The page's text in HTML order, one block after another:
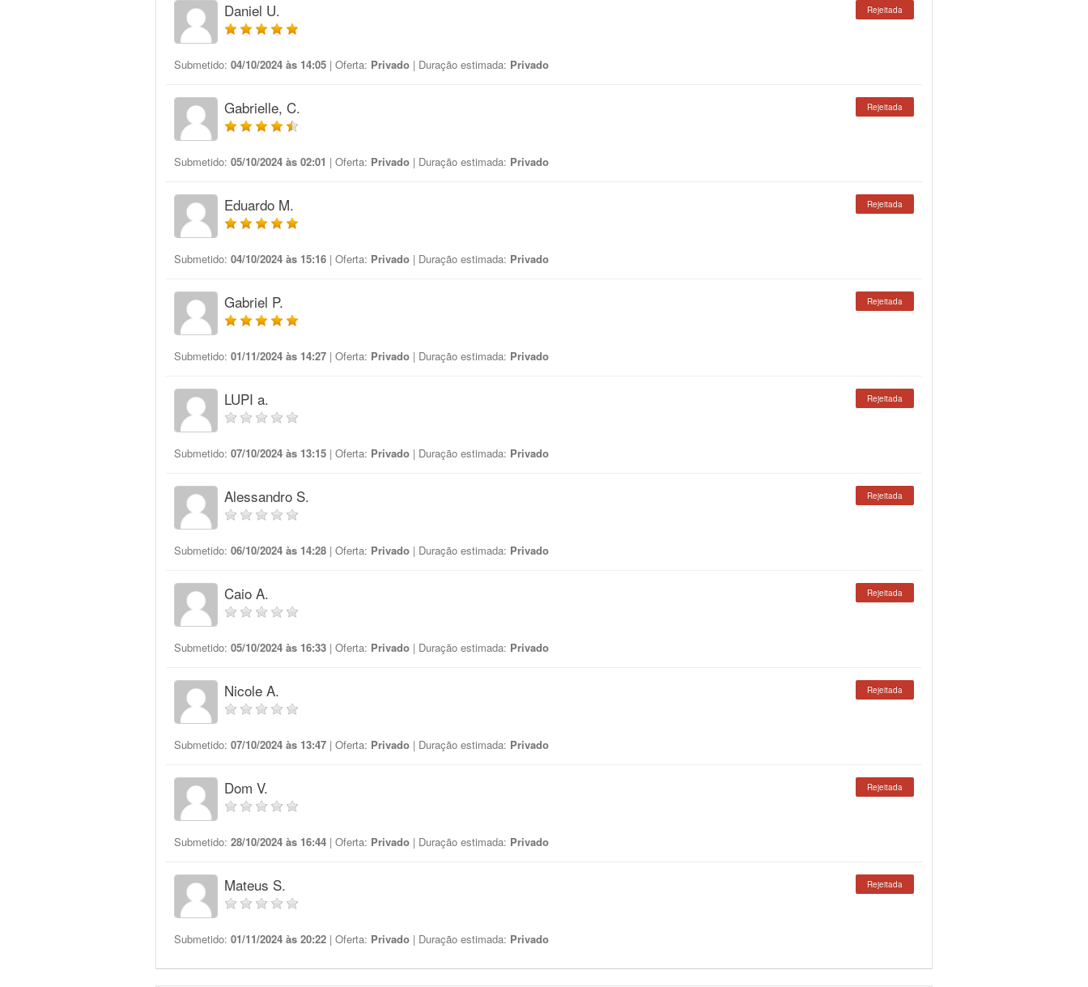
Daniel U. Rejeitada
Submetido: 04/10/2024 às 14:05 | Oferta: Privado | Duração estimada: Privado
Gabrielle, C. Rejeitada
Submetido: 05/10/2024 às 02:01 | Oferta: Privado | Duração estimada: Privado
Eduardo M. Rejeitada
Submetido: 04/10/2024 às 15:16 | Oferta: Privado | Duração estimada: Privado
Gabriel P. Rejeitada
Submetido: 01/11/2024 às 14:27 | Oferta: Privado | Duração estimada: Privado
LUPI a. Rejeitada
Submetido: 07/10/2024 às 13:15 | Oferta: Privado | Duração estimada: Privado
Alessandro S. Rejeitada
Submetido: 06/10/2024 às 14:28 | Oferta: Privado | Duração estimada: Privado
Caio A. Rejeitada
Submetido: 05/10/2024 às 16:33 | Oferta: Privado | Duração estimada: Privado
Nicole A. Rejeitada
Submetido: 07/10/2024 às 13:47 | Oferta: Privado | Duração estimada: Privado
Dom V. Rejeitada
Submetido: 28/10/2024 às 16:44 | Oferta: Privado | Duração estimada: Privado
Mateus S. Rejeitada
Submetido: 01/11/2024 às 20:22 | Oferta: Privado | Duração estimada: Privado